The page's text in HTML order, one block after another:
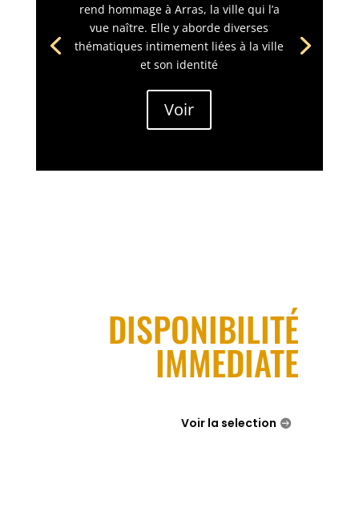
rend hommage à Arras, la ville qui l’a
vue naître. Elle y aborde diverses
thématiques intimement liées à la ville
et son identité
Voir
DISPONIBILITÉ
IMMEDIATE
Voir la selection